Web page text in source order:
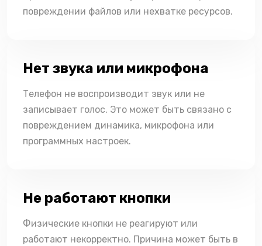
повреждении файлов или нехватке ресурсов.
Нет звука или микрофона
Телефон не воспроизводит звук или не
записывает голос. Это может быть связано с
повреждением динамика, микрофона или
программных настроек.
Не работают кнопки
Физические кнопки не реагируют или
работают некорректно. Причина может быть в